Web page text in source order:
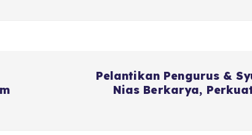
Pelantikan Pengurus &
Nias Berkarya,